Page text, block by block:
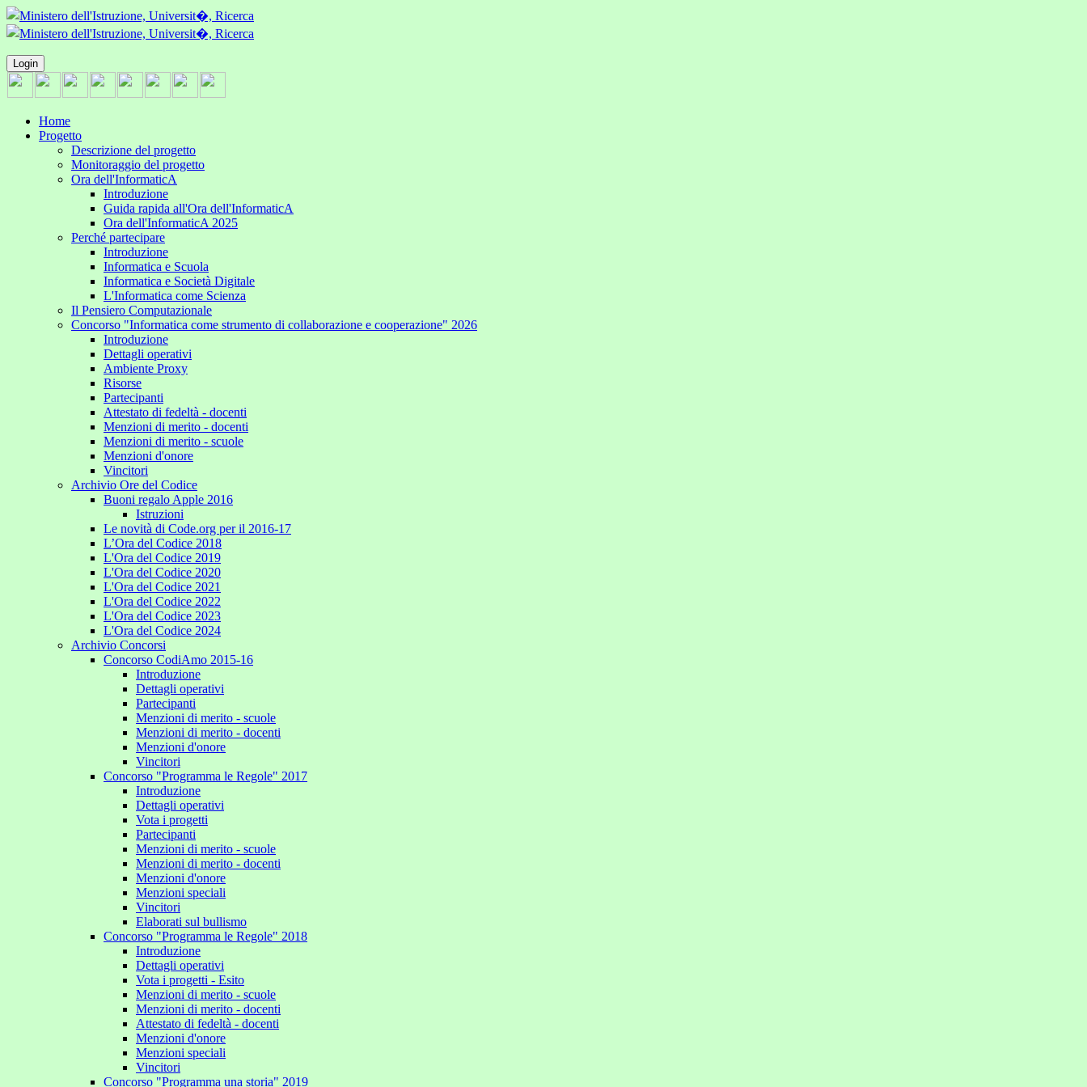
Login
Home
Progetto
Descrizione del progetto
Monitoraggio del progetto
Ora dell'InformaticA
Introduzione
Guida rapida all'Ora dell'InformaticA
Ora dell'InformaticA 2025
Perché partecipare
Introduzione
Informatica e Scuola
Informatica e Società Digitale
L'Informatica come Scienza
Il Pensiero Computazionale
Concorso "Informatica come strumento di collaborazione e cooperazione" 2026
Introduzione
Dettagli operativi
Ambiente Proxy
Risorse
Partecipanti
Attestato di fedeltà - docenti
Menzioni di merito - docenti
Menzioni di merito - scuole
Menzioni d'onore
Vincitori
Archivio Ore del Codice
Buoni regalo Apple 2016
Istruzioni
Le novità di Code.org per il 2016-17
L’Ora del Codice 2018
L'Ora del Codice 2019
L'Ora del Codice 2020
L'Ora del Codice 2021
L'Ora del Codice 2022
L'Ora del Codice 2023
L'Ora del Codice 2024
Archivio Concorsi
Concorso CodiAmo 2015-16
Introduzione
Dettagli operativi
Partecipanti
Menzioni di merito - scuole
Menzioni di merito - docenti
Menzioni d'onore
Vincitori
Concorso "Programma le Regole" 2017
Introduzione
Dettagli operativi
Vota i progetti
Partecipanti
Menzioni di merito - scuole
Menzioni di merito - docenti
Menzioni d'onore
Menzioni speciali
Vincitori
Elaborati sul bullismo
Concorso "Programma le Regole" 2018
Introduzione
Dettagli operativi
Vota i progetti - Esito
Menzioni di merito - scuole
Menzioni di merito - docenti
Attestato di fedeltà - docenti
Menzioni d'onore
Menzioni speciali
Vincitori
Concorso "Programma una storia" 2019